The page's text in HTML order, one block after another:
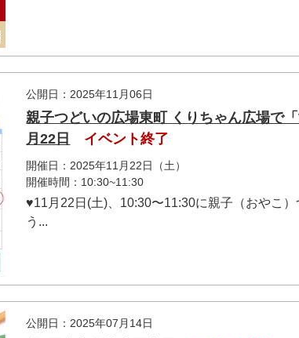
公開日：2025年11月06日
親子つどいの広場東町 くりちゃん広場で
月22日
イベント終了
開催日：2025年11月22日（土）
開催時間：10:30~11:30
♥11月22日(土)、10:30〜11:30に親子（おやこ
う...
公開日：2025年07月14日